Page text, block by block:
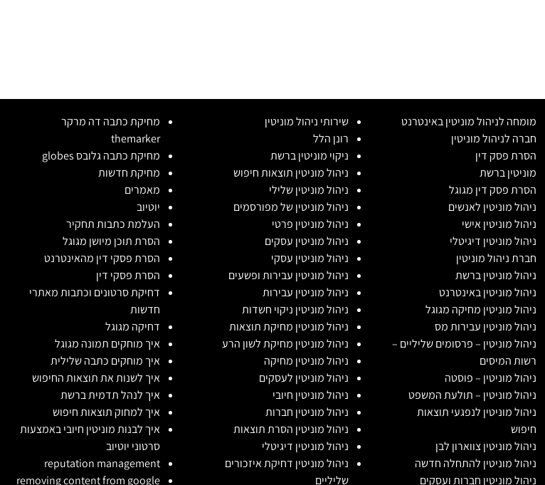
מומחה לניהול מוניטין באינטרנט
חברה לניהול מוניטין
הסרת פסק דין
מוניטין ברשת
הסרת פסק דין מגוגל
ניהול מוניטין לאנשים
ניהול מוניטין אישי
ניהול מוניטין דיגיטלי
חברת ניהול מוניטין
ניהול מוניטין ברשת
ניהול מוניטין באינטרנט
ניהול מוניטין מחיקה מגוגל
ניהול מוניטין עבירות מס
ניהול מוניטין – פרסומים שליליים –
רשות המיסים
ניהול מוניטין – פוסטה
ניהול מוניטין – תולעת המשפט
ניהול מוניטין לנפגעי תוצאות
חיפוש
ניהול מוניטין צווארון לבן
ניהול מוניטין להתחלה חדשה
ניהול מוניטין חברות ועסקים
שירותי ניהול מוניטין
רונן הלל
ניקוי מוניטין ברשת
ניהול מוניטין תוצאות חיפוש
ניהול מוניטין שלילי
ניהול מוניטין של מפורסמים
ניהול מוניטין פרטי
ניהול מוניטין עסקים
ניהול מוניטין עסקי
ניהול מוניטין עבירות ופשעים
ניהול מוניטין עבירות
ניהול מוניטין ניקוי חשדות
ניהול מוניטין מחיקת תוצאות
ניהול מוניטין מחיקת לשון הרע
ניהול מוניטין מחיקה
ניהול מוניטין לעסקים
ניהול מוניטין חיובי
ניהול מוניטין חברות
ניהול מוניטין הסרת תוצאות
ניהול מוניטין דיגיטלי
ניהול מוניטין דחיקת איזכורים
שליליים
מחיקת כתבה דה מרקר
themarker
מחיקת כתבה גלובס globes
מחיקת חדשות
מאמרים
יוטיוב
העלמת כתבות תחקיר
הסרת תוכן מיושן מגוגל
הסרת פסקי דין מהאינטרנט
הסרת פסקי דין
דחיקת סרטונים וכתבות מאתרי
חדשות
דחיקה מגוגל
איך מוחקים תמונה מגוגל
איך מוחקים כתבה שלילית
איך לשנות את תוצאות החיפוש
איך לנהל תדמית ברשת
איך למחוק תוצאות חיפוש
איך לבנות מוניטין חיובי באמצעות
סרטוני יוטיוב
reputation management
removing content from google